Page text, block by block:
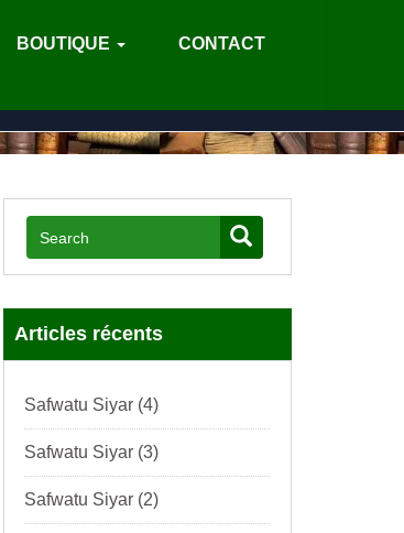
BOUTIQUE CONTACT
Articles récents
Safwatu Siyar (4)
Safwatu Siyar (3)
Safwatu Siyar (2)